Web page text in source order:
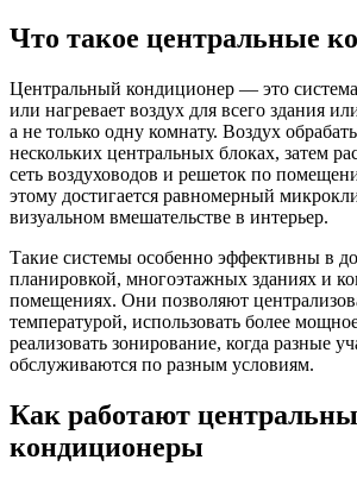
Что такое центральные
Центральный кондиционер — это
или нагревает воздух для всего здания
а не только одну комнату. Воздух
нескольких центральных блоках, затем
сеть воздуховодов и решеток по
этому достигается равномерный
визуальном вмешательстве в интерьер.
Такие системы особенно эффективны в
планировкой, многоэтажных зданиях и
помещениях. Они позволяют
температурой, использовать более
реализовать зонирование, когда разные
обслуживаются по разным условиям.
Как работают
кондиционеры